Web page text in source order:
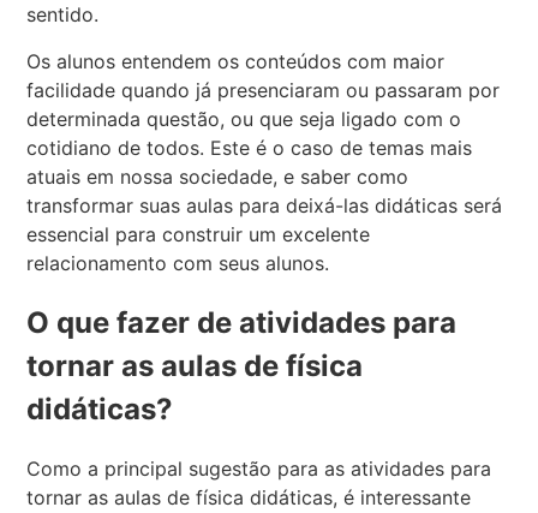
sentido.
Os alunos entendem os conteúdos com maior
facilidade quando já presenciaram ou passaram por
determinada questão, ou que seja ligado com o
cotidiano de todos. Este é o caso de temas mais
atuais em nossa sociedade, e saber como
transformar suas aulas para deixá-las didáticas será
essencial para construir um excelente
relacionamento com seus alunos.
O que fazer de atividades para
tornar as aulas de física
didáticas?
Como a principal sugestão para as atividades para
tornar as aulas de física didáticas, é interessante